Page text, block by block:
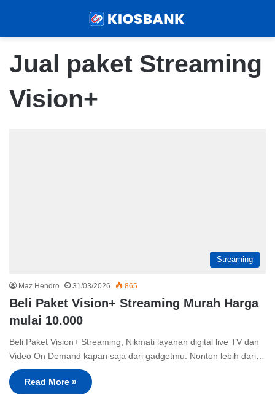
Jual paket Streaming
Vision+
Streaming
Maz Hendro 31/03/2026 865
Beli Paket Vision+ Streaming Murah Harga
mulai 10.000
Beli Paket Vision+ Streaming, Nikmati layanan digital live TV dan
Video On Demand kapan saja dari gadgetmu. Nonton lebih dari…
Read More »